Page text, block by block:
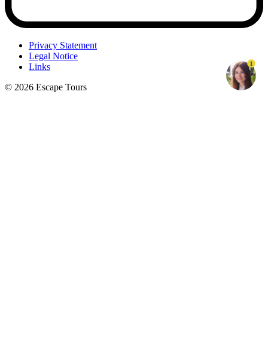
Privacy Statement
Legal Notice
Links
© 2026 Escape Tours
1